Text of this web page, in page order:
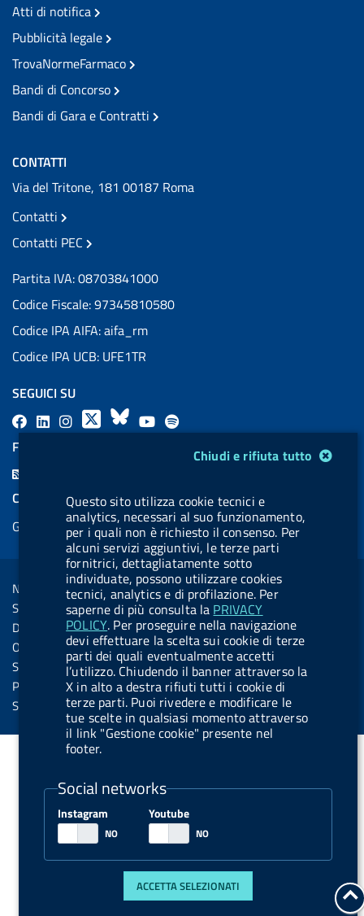
Chiudi e rifiuta tutto
Questo sito utilizza cookie tecnici e
analytics, necessari al suo funzionamento,
per i quali non è richiesto il consenso. Per
alcuni servizi aggiuntivi, le terze parti
fornitrici, dettagliatamente sotto
individuate, possono utilizzare cookies
tecnici, analytics e di profilazione. Per
saperne di più consulta la PRIVACY
POLICY. Per proseguire nella navigazione
devi effettuare la scelta sui cookie di terze
parti dei quali eventualmente accetti
l’utilizzo. Chiudendo il banner attraverso la
X in alto a destra rifiuti tutti i cookie di
terze parti. Puoi rivedere e modificare le
tue scelte in qualsiasi momento attraverso
il link "Gestione cookie" presente nel
footer.
Social networks
Instagram Youtube
ACCETTA SELEZIONATI
Atti di notifica
Pubblicità legale
TrovaNormeFarmaco
Bandi di Concorso
Bandi di Gara e Contratti
CONTATTI
Via del Tritone, 181 00187 Roma
Contatti
Contatti PEC
Partita IVA: 08703841000
Codice Fiscale: 97345810580
Codice IPA AIFA: aifa_rm
Codice IPA UCB: UFE1TR
SEGUICI SU
F
L
l
.
b
u
t
t
o
n
.
i
n
s
a
g
a
X
B
s
k
y
Y
u
b
e
l
l
.
b
u
t
t
o
n
.
s
p
i
f
FEED RSS
COOKIES
Gestione cookie
Sezione Link Utili
Note legali
Social Media Policy
Dichiarazione di accessibilità
Obiettivi di accessibilità
Statistiche sito
Privacy
Servizi Online